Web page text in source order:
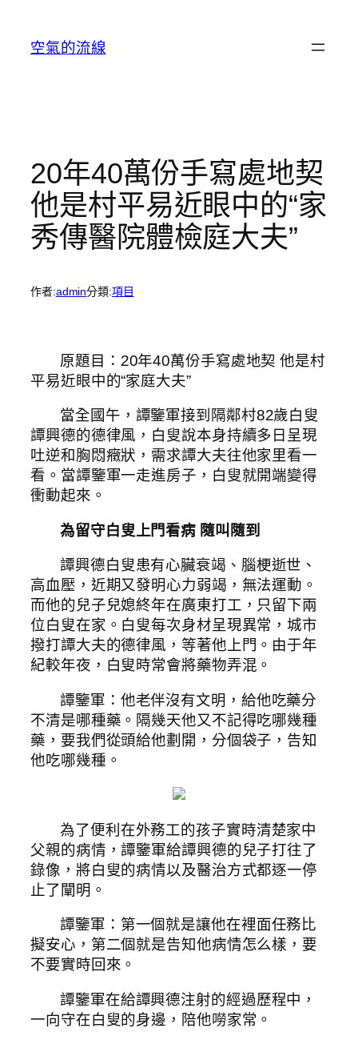
空氣的流線
20年40萬份手寫處地契
他是村平易近眼中的“家
秀傳醫院體檢庭大夫”
作者:admin分類:項目
原題目：20年40萬份手寫處地契 他是村
平易近眼中的“家庭大夫”
當全國午，譚鑒軍接到隔鄰村82歲白叟
譚興德的德律風，白叟說本身持續多日呈現
吐逆和胸悶癥狀，需求譚大夫往他家里看一
看。當譚鑒軍一走進房子，白叟就開端變得
衝動起來。
為留守白叟上門看病 隨叫隨到
譚興德白叟患有心臟衰竭、腦梗逝世、
高血壓，近期又發明心力弱竭，無法運動。
而他的兒子兒媳終年在廣東打工，只留下兩
位白叟在家。白叟每次身材呈現異常，城市
撥打譚大夫的德律風，等著他上門。由于年
紀較年夜，白叟時常會將藥物弄混。
譚鑒軍：他老伴沒有文明，給他吃藥分
不清是哪種藥。隔幾天他又不記得吃哪幾種
藥，要我們從頭給他劃開，分個袋子，告知
他吃哪幾種。
為了便利在外務工的孩子實時清楚家中
父親的病情，譚鑒軍給譚興德的兒子打往了
錄像，將白叟的病情以及醫治方式都逐一停
止了闡明。
譚鑒軍：第一個就是讓他在裡面任務比
擬安心，第二個就是告知他病情怎么樣，要
不要實時回來。
譚鑒軍在給譚興德注射的經過歷程中，
一向守在白叟的身邊，陪他嘮家常。